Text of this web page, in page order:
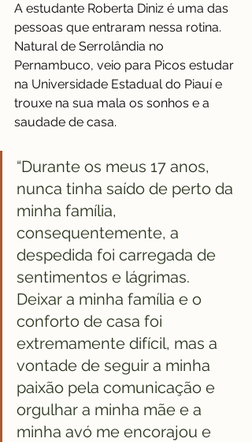
A estudante Roberta Diniz é uma das
pessoas que entraram nessa rotina.
Natural de Serrolândia no
Pernambuco, veio para Picos estudar
na Universidade Estadual do Piauí e
trouxe na sua mala os sonhos e a
saudade de casa.
“Durante os meus 17 anos,
nunca tinha saído de perto da
minha família,
consequentemente, a
despedida foi carregada de
sentimentos e lágrimas.
Deixar a minha família e o
conforto de casa foi
extremamente difícil, mas a
vontade de seguir a minha
paixão pela comunicação e
orgulhar a minha mãe e a
minha avó me encorajou e